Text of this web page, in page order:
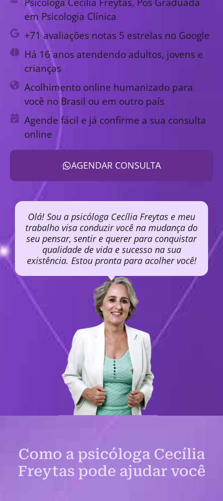
em Psicologia Clínica
+71 avaliações notas 5 estrelas no Google
Há 16 anos atendendo adultos, jovens e
crianças
Acolhimento online humanizado para
você no Brasil ou em outro país
Agende fácil e já confirme a sua consulta
online
AGENDAR CONSULTA
Olá! Sou a psicóloga Cecília Freytas e meu
trabalho visa conduzir você na mudança do
seu pensar, sentir e querer para conquistar
qualidade de vida e sucesso na sua
existência. Estou pronta para acolher você!
Como a psicóloga Cecília
Freytas pode ajudar você